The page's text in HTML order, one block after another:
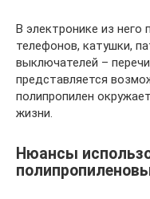
В электронике из него
телефонов, катушки,
выключателей –
представляется
полипропилен
жизни.
Нюансы